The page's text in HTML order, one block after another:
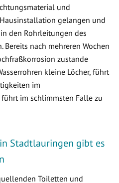
und
gelangen und
den Rohrleitungen des
Bereits nach mehreren Wochen
zustande
kleine Löcher, führt
im
im schlimmsten Falle zu
Stadtlauringen gibt es
Toiletten und